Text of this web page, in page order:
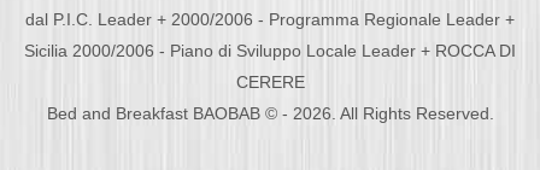
dal P.I.C. Leader + 2000/2006 - Programma Regionale Leader +
Sicilia 2000/2006 - Piano di Sviluppo Locale Leader + ROCCA DI
CERERE
Bed and Breakfast BAOBAB © - 2026. All Rights Reserved.